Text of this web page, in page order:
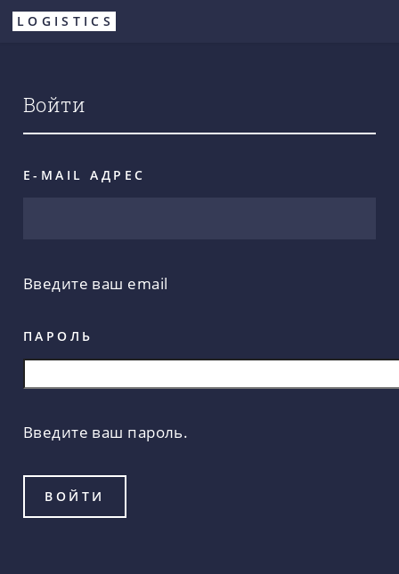
Перейти
LOGISTICS
Войти
E-MAIL АДРЕС
Введите ваш email
ПАРОЛЬ
Введите ваш пароль.